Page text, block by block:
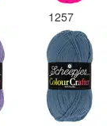
1257